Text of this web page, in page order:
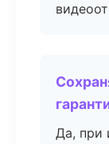
Да, при